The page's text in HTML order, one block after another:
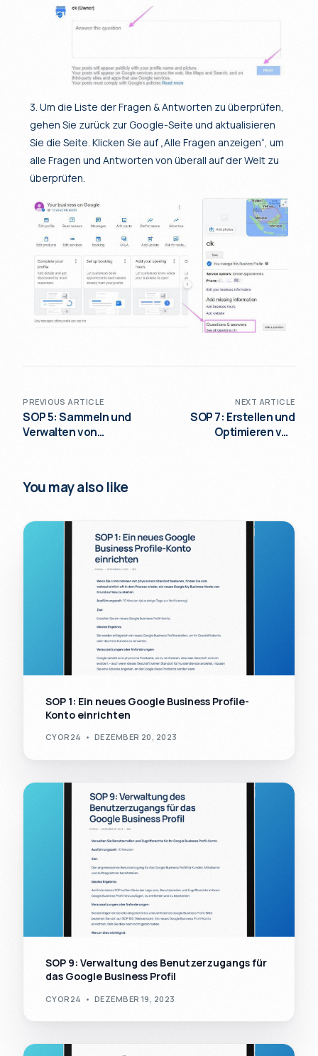
3. Um die Liste der Fragen & Antworten zu überprüfen,
gehen Sie zurück zur Google-Seite und aktualisieren
Sie die Seite. Klicken Sie auf „Alle Fragen anzeigen“, um
alle Fragen und Antworten von überall auf der Welt zu
überprüfen.
PREVIOUS ARTICLE
SOP 5: Sammeln und
Verwalten von
NEXT ARTICLE
SOP 7: Erstellen und
Optimieren von
You may also like
SOP 1: Ein neues Google Business Profile-
Konto einrichten
CYOR24 DEZEMBER 20, 2023
SOP 9: Verwaltung des Benutzerzugangs für
das Google Business Profil
CYOR24 DEZEMBER 19, 2023